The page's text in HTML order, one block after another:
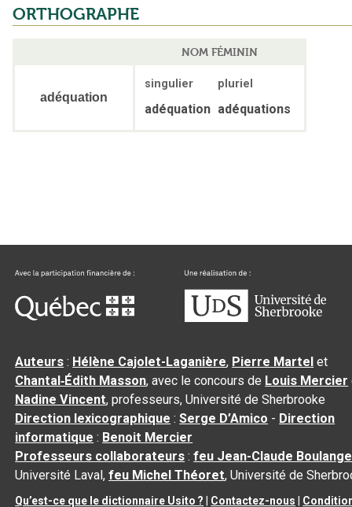
ORTHOGRAPHE
NOM FÉMININ
adéquation
singulier pluriel
adéquation adéquations
Auteurs : Hélène Cajolet-Laganière, Pierre Martel et
Chantal‑Édith Masson, avec le concours de Louis Mercier
Nadine Vincent, professeurs, Université de Sherbrooke
Direction lexicographique :Serge D’Amico - Direction
informatique : Benoit Mercier
Professeurs collaborateurs :feu Jean-Claude
Université Laval,feu Michel Théoret, Université de
Qu’est-ce que le dictionnaire Usito ? Contactez-nous